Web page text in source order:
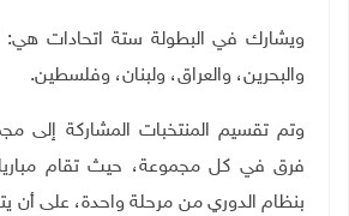
ويشارك في البطولة ستة اتحادات هي:
والبحرين، والعراق، ولبنان، وفلسطين.
وتم تقسيم المنتخبات المشاركة إلى
فرق في كل مجموعة، حيث تقام
بنظام الدوري من مرحلة واحدة، على أن